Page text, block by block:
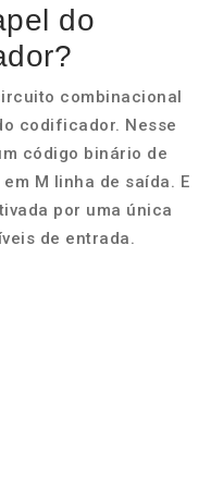
do
combinacional
codificador. Nesse
código binário de
M linha de saída. E
por uma única
de entrada.